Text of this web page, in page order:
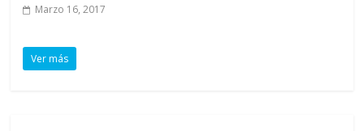
Marzo 16, 2017
Ver más